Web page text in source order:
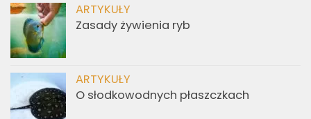
ARTYKUŁY
Zasady żywienia ryb
ARTYKUŁY
O słodkowodnych płaszczkach